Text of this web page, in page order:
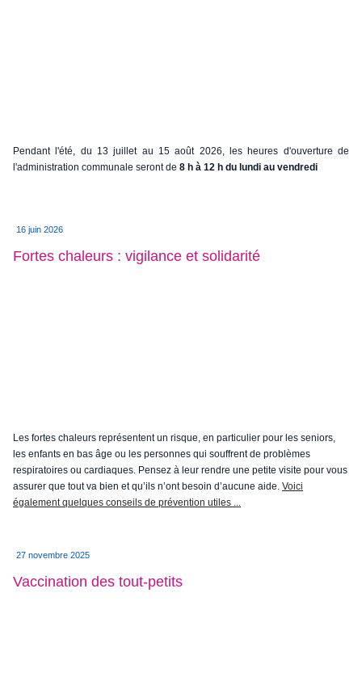
Pendant l'été, du 13 juillet au 15 août 2026, les heures d'ouverture de
l'administration communale seront de 8 h à 12 h du lundi au vendredi
16 juin 2026
Fortes chaleurs : vigilance et solidarité
Les fortes chaleurs représentent un risque, en particulier pour les seniors,
les enfants en bas âge ou les personnes qui souffrent de problèmes
respiratoires ou cardiaques. Pensez à leur rendre une petite visite pour vous
assurer que tout va bien et qu’ils n’ont besoin d’aucune aide. Voici
également quelques conseils de prévention utiles ...
27 novembre 2025
Vaccination des tout-petits